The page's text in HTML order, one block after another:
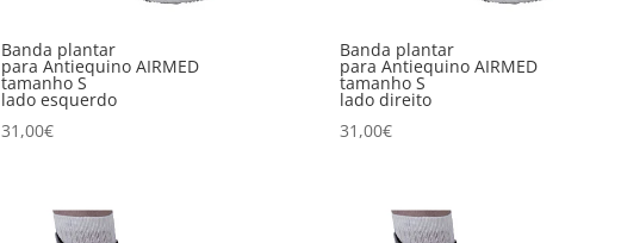
Banda plantar
para Antiequino AIRMED
tamanho S
lado esquerdo
31,00€
Banda plantar
para Antiequino AIRMED
tamanho S
lado direito
31,00€